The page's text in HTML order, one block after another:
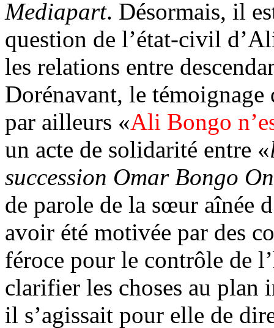
Mediapart. Désormais, il
question de l’état-civil
les relations entre
Dorénavant, le
par ailleurs «Ali Bongo
un acte de solidarité entre «
succession Omar Bongo
de parole de la sœur aînée
avoir été motivée par des
féroce pour le contrôle de
clarifier les choses au plan
il s’agissait pour elle de